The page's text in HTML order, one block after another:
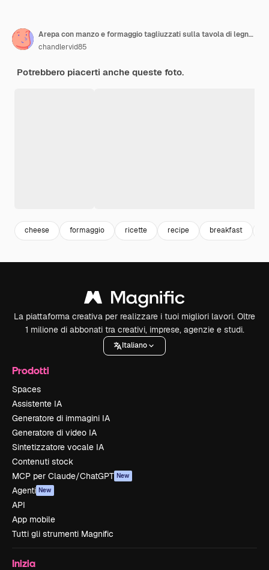
Arepa con manzo e formaggio tagliuzzati sulla tavola di legno Alimento tipico venezuelano
chandlervid85
Potrebbero piacerti anche queste foto.
cheese formaggio ricette recipe breakfast
La piattaforma creativa per realizzare i tuoi migliori lavori. Oltre
1 milione di abbonati tra creativi, imprese, agenzie e studi.
Italiano
Prodotti
Spaces
Assistente IA
Generatore di immagini IA
Generatore di video IA
Sintetizzatore vocale IA
Contenuti stock
MCP per Claude/ChatGPT New
Agenti New
API
App mobile
Tutti gli strumenti Magnific
Inizia